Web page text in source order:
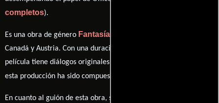
completos).
Es una obra de género Fantasía
Canadá y Austria. Con una duración de 1h 35m (95 minutos), esta
película tiene diálogos originales en
esta producción ha sido compuesta por
En cuanto al guión de esta obra, se encuentra a cargo de